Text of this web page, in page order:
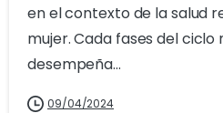
en el contexto de la salud
mujer. Cada fases del ciclo
desempeña...
09/04/2024